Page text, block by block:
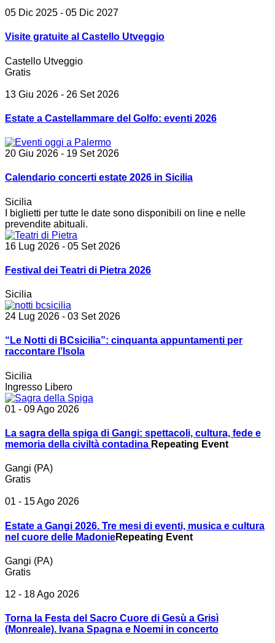
05 Dic 2025 - 05 Dic 2027
Visite gratuite al Castello Utveggio
Castello Utveggio
Gratis
13 Giu 2026 - 26 Set 2026
Estate a Castellammare del Golfo: eventi 2026
20 Giu 2026 - 19 Set 2026
Calendario concerti estate 2026 in Sicilia
Sicilia
I biglietti per tutte le date sono disponibili on line e nelle
prevendite abituali.
16 Lug 2026 - 05 Set 2026
Festival dei Teatri di Pietra 2026
Sicilia
24 Lug 2026 - 03 Set 2026
“Le Notti di BCsicilia”: cinquanta appuntamenti per
raccontare l’Isola
Sicilia
Ingresso Libero
01 - 09 Ago 2026
La sagra della spiga di Gangi: spettacoli, cultura, fede e
memoria della civiltà contadina Repeating Event
Gangi (PA)
Gratis
01 - 15 Ago 2026
Estate a Gangi 2026. Tre mesi di eventi, musica e cultura
nel cuore delle MadonieRepeating Event
Gangi (PA)
Gratis
12 - 18 Ago 2026
Torna la Festa del Sacro Cuore di Gesù a Grisì
(Monreale). Ivana Spagna e Noemi in concerto